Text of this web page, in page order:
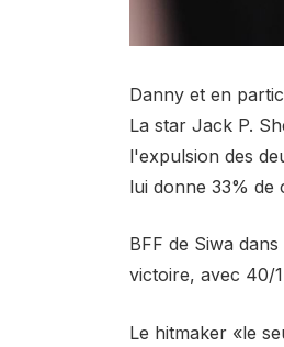
Danny et en
La star Jack P.
l'expulsion des
lui donne 33% de
BFF de Siwa
victoire, avec 40/
Le hitmaker «le